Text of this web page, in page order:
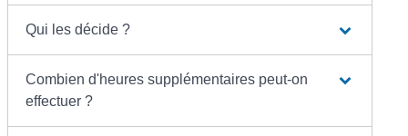
Qui les décide ?
Combien d'heures supplémentaires peut-on
effectuer ?